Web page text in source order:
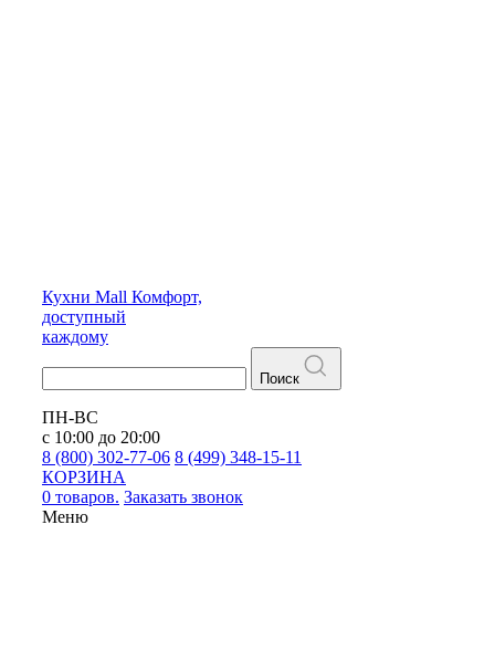
Кухни Mall Комфорт,
доступный
каждому
Поиск
ПН-ВС
с 10:00 до 20:00
8 (800) 302-77-06 8 (499) 348-15-11
КОРЗИНА
0 товаров. Заказать звонок
Меню